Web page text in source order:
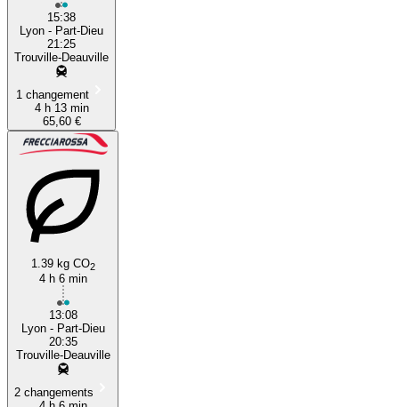
15:38
Lyon - Part-Dieu
21:25
Trouville-Deauville
1 changement
4 h 13 min
65,60 €
1.39 kg CO2
4 h 6 min
13:08
Lyon - Part-Dieu
20:35
Trouville-Deauville
2 changements